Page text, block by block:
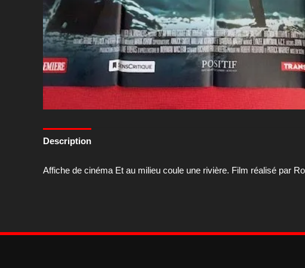
Description
Affiche de cinéma Et au milieu coule une rivière. Film réalisé par